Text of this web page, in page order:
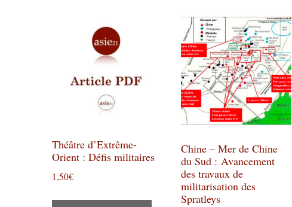
Théâtre d’Extrême-
Orient : Défis militaires
1,50€
Chine – Mer de Chine
du Sud : Avancement
des travaux de
militarisation des
Spratleys